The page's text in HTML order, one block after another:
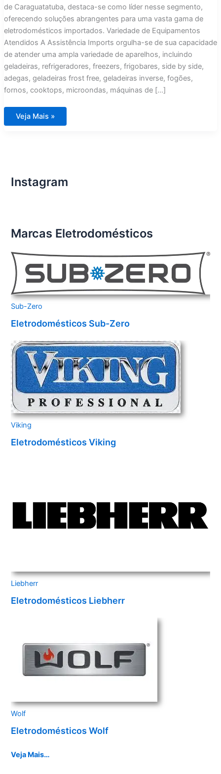
de Caraguatatuba, destaca-se como líder nesse segmento,
oferecendo soluções abrangentes para uma vasta gama de
eletrodomésticos importados. Variedade de Equipamentos
Atendidos A Assistência Imports orgulha-se de sua capacidade
de atender uma ampla variedade de aparelhos, incluindo
geladeiras, refrigeradores, freezers, frigobares, side by side,
adegas, geladeiras frost free, geladeiras inverse, fogões,
fornos, cooktops, microondas, máquinas de […]
Assistência
Técnica
Veja Mais »
Instagram
Marcas Eletrodomésticos
Sub-Zero
Eletrodomésticos Sub-Zero
Viking
Eletrodomésticos Viking
Liebherr
Eletrodomésticos Liebherr
Wolf
Eletrodomésticos Wolf
Veja Mais…